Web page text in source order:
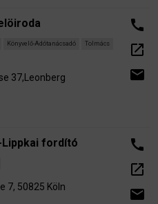
Könyvelő-Adótanácsadó Tolmács
37,Leonberg
call
open_in_new
email
Lippkai fordító
7, 50825 Köln
call
open_in_new
email